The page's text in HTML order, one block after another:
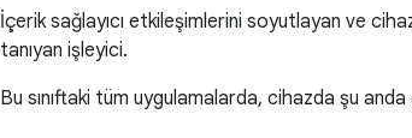
İçerik sağlayıcı etkileşimlerini soyutlayan ve
tanıyan işleyici.
Bu sınıftaki tüm uygulamalarda, cihazda şu anda